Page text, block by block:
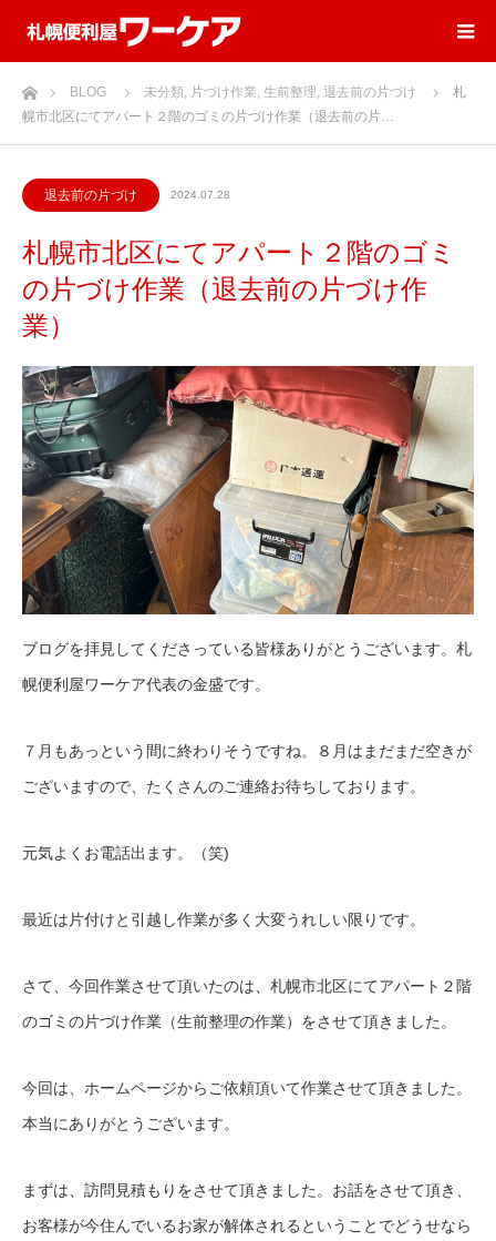
ホームBLOG 未分類, 片づけ作業, 生前整理, 退去前の片づけ
札
幌市北区にてアパート２階のゴミの片づけ作業（退去前の片…
退去前の片づけ 2024.07.28
札幌市北区にてアパート２階のゴミ
の片づけ作業（退去前の片づけ作
業）
ブログを拝見してくださっている皆様ありがとうございます。札
幌便利屋ワーケア代表の金盛です。
７月もあっという間に終わりそうですね。８月はまだまだ空きが
ございますので、たくさんのご連絡お待ちしております。
元気よくお電話出ます。（笑)
最近は片付けと引越し作業が多く大変うれしい限りです。
さて、今回作業させて頂いたのは、札幌市北区にてアパート２階
のゴミの片づけ作業（生前整理の作業）をさせて頂きました。
今回は、ホームページからご依頼頂いて作業させて頂きました。
本当にありがとうございます。
まずは、訪問見積もりをさせて頂きました。お話をさせて頂き、
お客様が今住んでいるお家が解体されるということでどうせなら